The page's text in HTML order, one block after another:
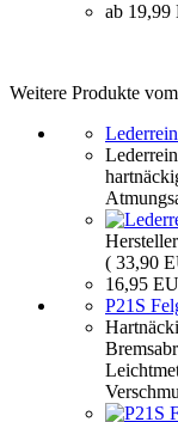
ab
Weitere Produkte
( 33,90
16,95
P21S